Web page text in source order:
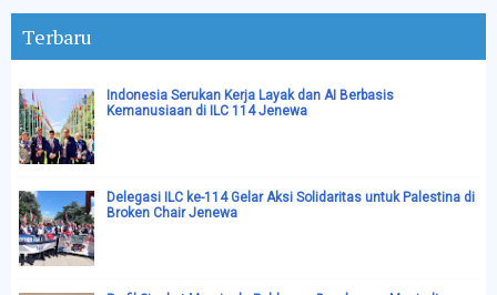
Terbaru
Indonesia Serukan Kerja Layak dan AI Berbasis
Kemanusiaan di ILC 114 Jenewa
Delegasi ILC ke-114 Gelar Aksi Solidaritas untuk Palestina di
Broken Chair Jenewa